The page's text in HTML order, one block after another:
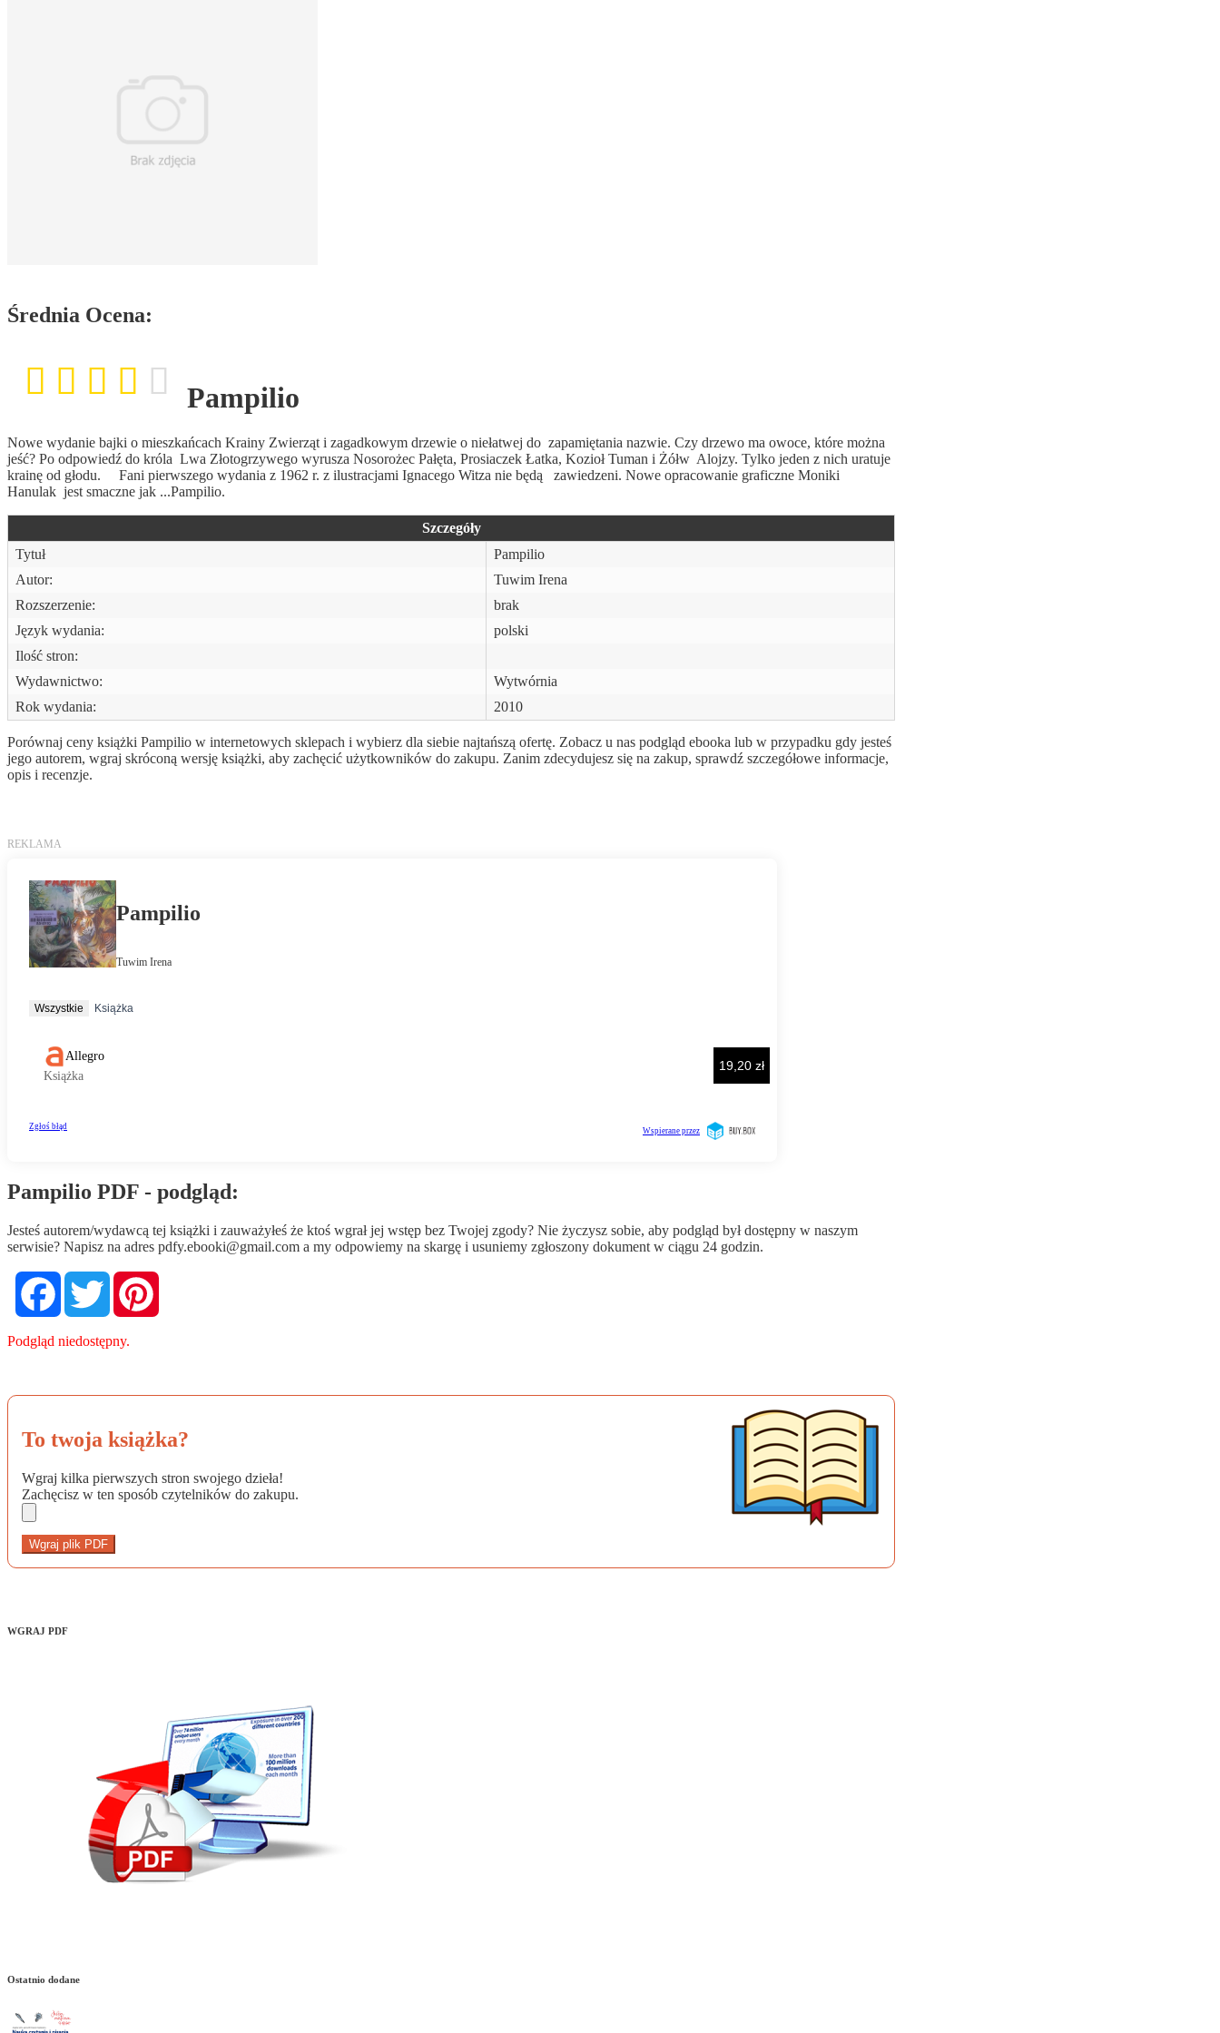
Średnia Ocena:
Pampilio
Nowe wydanie bajki o mieszkańcach Krainy Zwierząt i zagadkowym drzewie o niełatwej do zapamiętania nazwie. Czy drzewo ma owoce, które można
jeść? Po odpowiedź do króla Lwa Złotogrzywego wyrusza Nosorożec Pałęta, Prosiaczek Łatka, Kozioł Tuman i Żółw Alojzy. Tylko jeden z nich uratuje
krainę od głodu. Fani pierwszego wydania z 1962 r. z ilustracjami Ignacego Witza nie będą zawiedzeni. Nowe opracowanie graficzne Moniki
Hanulak jest smaczne jak ...Pampilio.
Szczegóły
Tytuł
Pampilio
Autor:
Tuwim Irena
Rozszerzenie:
brak
Język wydania:
polski
Ilość stron:
Wydawnictwo:
Wytwórnia
Rok wydania:
2010
Porównaj ceny książki Pampilio w internetowych sklepach i wybierz dla siebie najtańszą ofertę. Zobacz u nas podgląd ebooka lub w przypadku gdy jesteś
jego autorem, wgraj skróconą wersję książki, aby zachęcić użytkowników do zakupu. Zanim zdecydujesz się na zakup, sprawdź szczegółowe informacje,
opis i recenzje.
Pampilio PDF - podgląd:
Jesteś autorem/wydawcą tej książki i zauważyłeś że ktoś wgrał jej wstęp bez Twojej zgody? Nie życzysz sobie, aby podgląd był dostępny w naszym
serwisie? Napisz na adres pdfy.ebooki@gmail.com a my odpowiemy na skargę i usuniemy zgłoszony dokument w ciągu 24 godzin.
FacebookTwitter
Podgląd niedostępny.
To twoja książka?
Wgraj kilka pierwszych stron swojego dzieła!
Zachęcisz w ten sposób czytelników do zakupu.
Wgraj plik PDF
WGRAJ PDF
Ostatnio dodane